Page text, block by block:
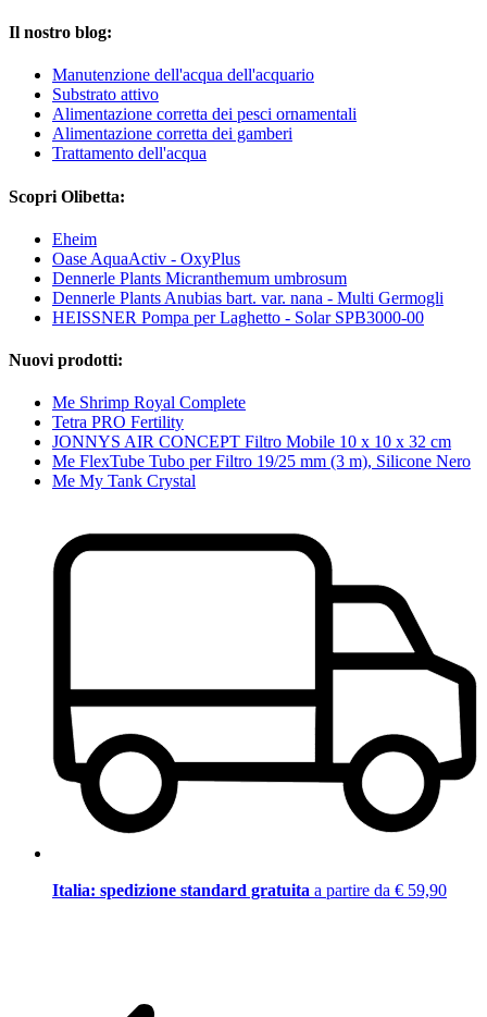
Il nostro blog:
Manutenzione dell'acqua dell'acquario
Substrato attivo
Alimentazione corretta dei pesci ornamentali
Alimentazione corretta dei gamberi
Trattamento dell'acqua
Scopri Olibetta:
Eheim
Oase AquaActiv - OxyPlus
Dennerle Plants Micranthemum umbrosum
Dennerle Plants Anubias bart. var. nana - Multi Germogli
HEISSNER Pompa per Laghetto - Solar SPB3000-00
Nuovi prodotti:
Me Shrimp Royal Complete
Tetra PRO Fertility
JONNYS AIR CONCEPT Filtro Mobile 10 x 10 x 32 cm
Me FlexTube Tubo per Filtro 19/25 mm (3 m), Silicone Nero
Me My Tank Crystal
Italia: spedizione standard gratuita a partire da € 59,90